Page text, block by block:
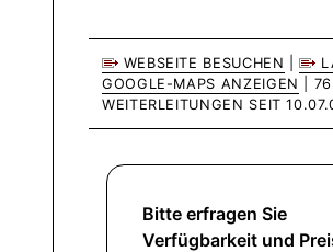
WEBSEITE BESUCHEN |
GOOGLE-MAPS ANZEIGEN
|
WEITERLEITUNGEN SEIT
Bitte erfragen Sie
Verfügbarkeit und